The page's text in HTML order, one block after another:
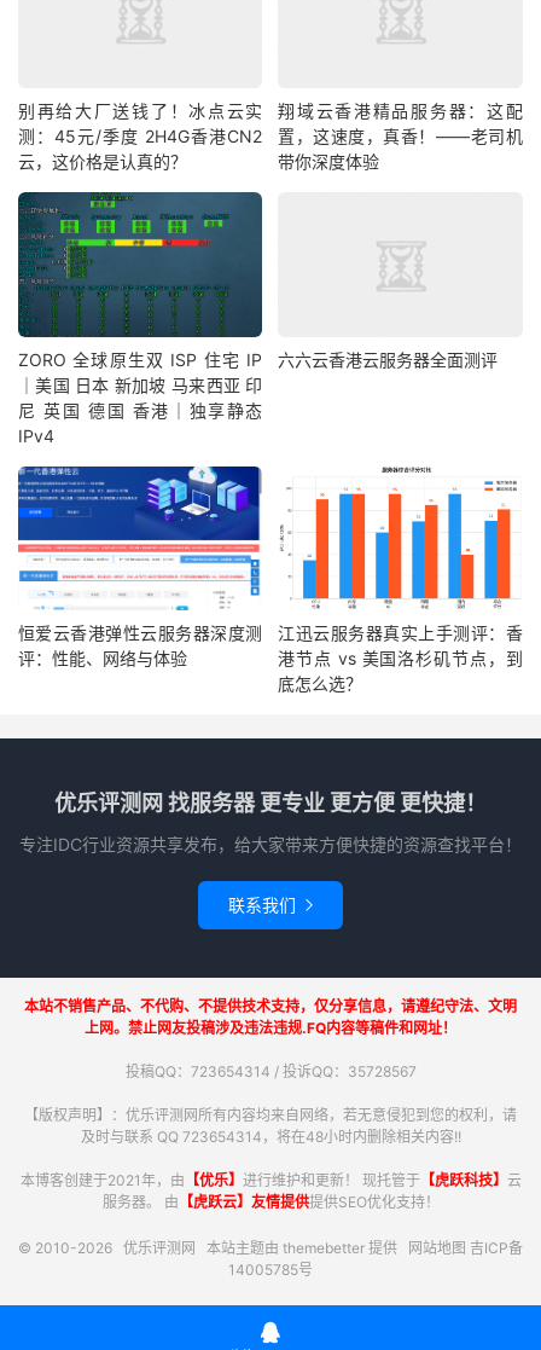
别再给大厂送钱了！冰点云实
测：45元/季度 2H4G香港CN2
云，这价格是认真的？
翔域云香港精品服务器：这配
置，这速度，真香！——老司机
带你深度体验
ZORO 全球原生双 ISP 住宅 IP
｜美国 日本 新加坡 马来西亚 印
尼 英国 德国 香港｜独享静态
IPv4
六六云香港云服务器全面测评
恒爱云香港弹性云服务器深度测
评：性能、网络与体验
江迅云服务器真实上手测评：香
港节点 vs 美国洛杉矶节点，到
底怎么选？
优乐评测网 找服务器 更专业 更方便 更快捷！
专注IDC行业资源共享发布，给大家带来方便快捷的资源查找平台！
联系我们 
本站不销售产品、不代购、不提供技术支持，仅分享信息，请遵纪守法、文明
上网。禁止网友投稿涉及违法违规.FQ内容等稿件和网址！
投稿QQ：723654314 / 投诉QQ：35728567
【版权声明】：优乐评测网所有内容均来自网络，若无意侵犯到您的权利，请
及时与联系 QQ 723654314，将在48小时内删除相关内容!!
本博客创建于2021年，由 【优乐】 进行维护和更新！ 现托管于【虎跃科技】 云
服务器。 由 【虎跃云】友情提供提供SEO优化支持！
© 2010-2026 优乐评测网 本站主题由 themebetter 提供 网站地图 吉ICP备
14005785号
